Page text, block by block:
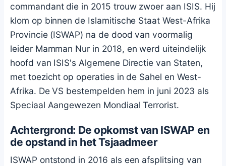
commandant die in 2015 trouw zwoer aan ISIS. Hij
klom op binnen de Islamitische Staat West-Afrika
Provincie (ISWAP) na de dood van voormalig
leider Mamman Nur in 2018, en werd uiteindelijk
hoofd van ISIS's Algemene Directie van Staten,
met toezicht op operaties in de Sahel en West-
Afrika. De VS bestempelden hem in juni 2023 als
Speciaal Aangewezen Mondiaal Terrorist.
Achtergrond: De opkomst van ISWAP en
de opstand in het Tsjaadmeer
ISWAP ontstond in 2016 als een afsplitsing van